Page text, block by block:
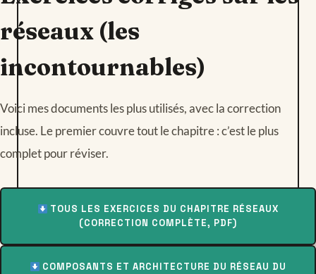
réseaux (les
incontournables)
Voici mes documents les plus utilisés, avec la correction
incluse. Le premier couvre tout le chapitre : c’est le plus
complet pour réviser.
TOUS LES EXERCICES DU CHAPITRE RÉSEAUX
(CORRECTION COMPLÈTE, PDF)
COMPOSANTS ET ARCHITECTURE DU RÉSEAU DU